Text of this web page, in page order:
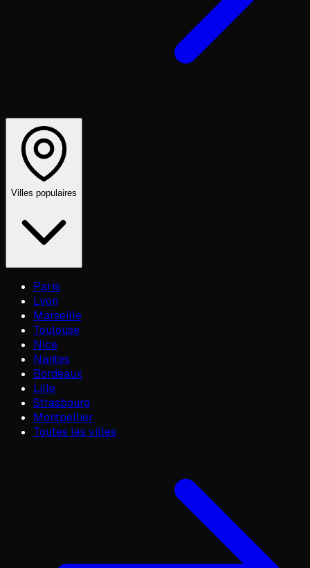
Villes populaires
Paris
Lyon
Marseille
Toulouse
Nice
Nantes
Bordeaux
Lille
Strasbourg
Montpellier
Toutes les villes